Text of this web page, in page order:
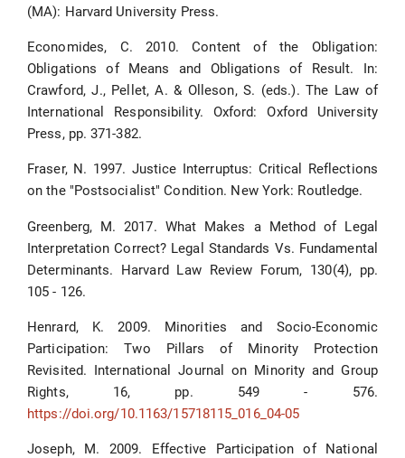
(MA): Harvard University Press.
Economides, C. 2010. Content of the Obligation:
Obligations of Means and Obligations of Result. In:
Crawford, J., Pellet, A. & Olleson, S. (eds.). The Law of
International Responsibility. Oxford: Oxford University
Press, pp. 371-382.
Fraser, N. 1997. Justice Interruptus: Critical Reflections
on the "Postsocialist" Condition. New York: Routledge.
Greenberg, M. 2017. What Makes a Method of Legal
Interpretation Correct? Legal Standards Vs. Fundamental
Determinants. Harvard Law Review Forum, 130(4), pp.
105 - 126.
Henrard, K. 2009. Minorities and Socio-Economic
Participation: Two Pillars of Minority Protection
Revisited. International Journal on Minority and Group
Rights, 16, pp. 549 - 576.
https://doi.org/10.1163/15718115_016_04-05
Joseph, M. 2009. Effective Participation of National